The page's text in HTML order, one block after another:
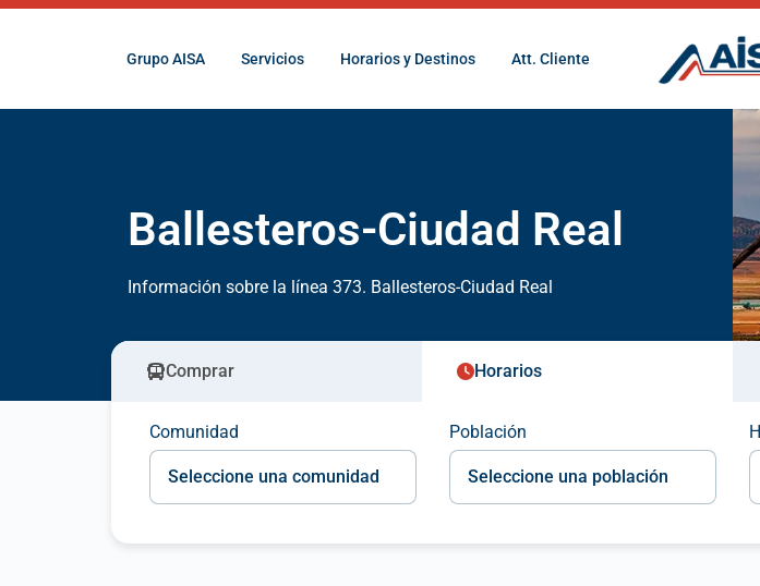
Grupo AISA Servicios Horarios y Destinos Att. Cliente
Ballesteros-Ciudad Real
Información sobre la línea 373. Ballesteros-Ciudad Real
Comprar Horarios
Comunidad Población